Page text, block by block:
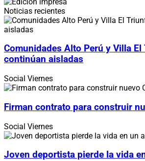
Noticias recientes
Comunidades Alto Perú y Villa El
continúan aisladas
Social Viernes
Firman contrato para construir
Social Viernes
Joven deportista pierde la vida